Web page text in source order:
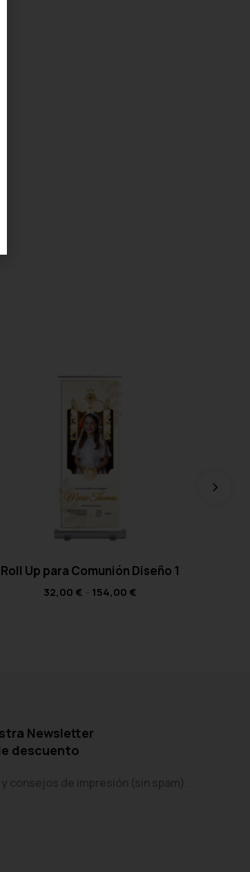
Roll Up para Comunión Diseño 1
32,00 € 154,00 €
Newsletter
descuento
consejos de impresión (sin spam).